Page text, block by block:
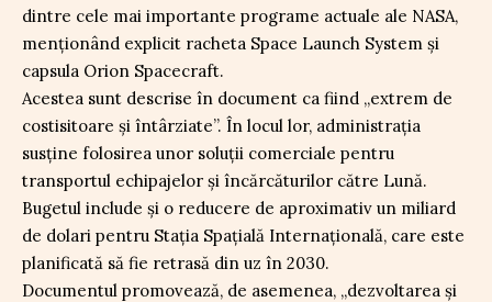
dintre cele mai importante programe actuale ale NASA,
menționând explicit racheta Space Launch System și
capsula Orion Spacecraft.
Acestea sunt descrise în document ca fiind „extrem de
costisitoare și întârziate”. În locul lor, administrația
susține folosirea unor soluții comerciale pentru
transportul echipajelor și încărcăturilor către Lună.
Bugetul include și o reducere de aproximativ un miliard
de dolari pentru Stația Spațială Internațională, care este
planificată să fie retrasă din uz în 2030.
Documentul promovează, de asemenea, „dezvoltarea și